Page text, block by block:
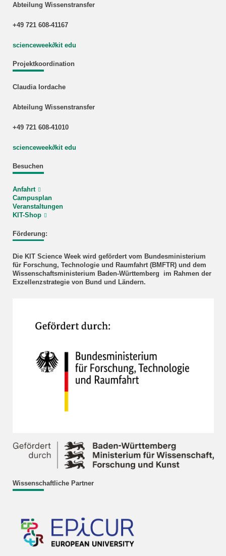
Abteilung Wissenstransfer
+49 721 608-41167
scienceweek∂kit edu
Projektkoordination
Claudia Iordache
Abteilung Wissenstransfer
+49 721 608-41010
scienceweek∂kit edu
Besuchen
Anfahrt
Campusplan
Veranstaltungen
KIT-Shop
Förderung:
Die KIT Science Week wird gefördert vom Bundesministerium
für Forschung, Technologie und Raumfahrt (BMFTR) und dem
Wissenschaftsministerium Baden-Württemberg im Rahmen der
Exzellenzstrategie von Bund und Ländern.
Wissenschaftliche Partner